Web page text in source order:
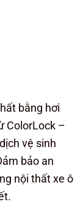
bằng hơi
ColorLock –
vệ sinh
bảo an
nội thất xe ô